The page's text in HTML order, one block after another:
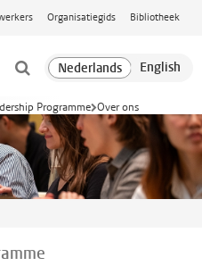
Organisatiegids Bibliotheek
Programme Over ons